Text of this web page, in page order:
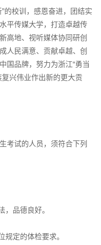
的校训，感恩奋进，团结实
平传媒大学，打造卓越传
高地、视听媒体协同研创
人民满意、贡献卓越、创
国品牌，努力为浙江“勇当
兴伟业作出新的更大贡
考试的人员，须符合下列
，品德良好。
规定的体检要求。